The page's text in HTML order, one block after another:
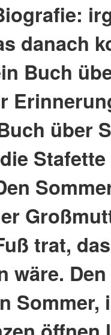
danach
Buch
über
trat,
wäre.
Sommer,